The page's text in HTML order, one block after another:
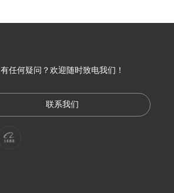
有任何疑问？欢迎随时致电我们！
联系我们